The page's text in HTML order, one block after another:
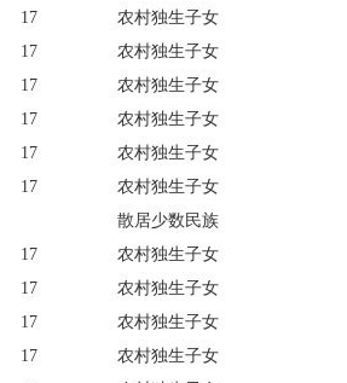
17 农村独生子女
17 农村独生子女
17 农村独生子女
17 农村独生子女
17 农村独生子女
17 农村独生子女
散居少数民族
17 农村独生子女
17 农村独生子女
17 农村独生子女
17 农村独生子女